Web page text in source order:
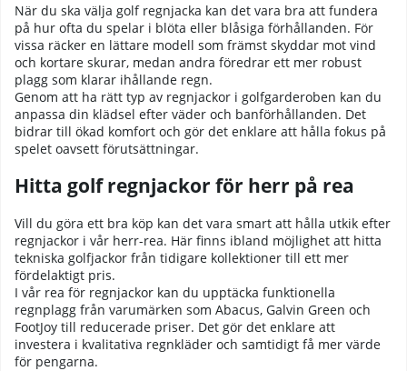
När du ska välja golf regnjacka kan det vara bra att fundera
på hur ofta du spelar i blöta eller blåsiga förhållanden. För
vissa räcker en lättare modell som främst skyddar mot vind
och kortare skurar, medan andra föredrar ett mer robust
plagg som klarar ihållande regn.
Genom att ha rätt typ av regnjackor i golfgarderoben kan du
anpassa din klädsel efter väder och banförhållanden. Det
bidrar till ökad komfort och gör det enklare att hålla fokus på
spelet oavsett förutsättningar.
Hitta golf regnjackor för herr på rea
Vill du göra ett bra köp kan det vara smart att hålla utkik efter
regnjackor i vår herr-rea. Här finns ibland möjlighet att hitta
tekniska golfjackor från tidigare kollektioner till ett mer
fördelaktigt pris.
I vår rea för regnjackor kan du upptäcka funktionella
regnplagg från varumärken som Abacus, Galvin Green och
FootJoy till reducerade priser. Det gör det enklare att
investera i kvalitativa regnkläder och samtidigt få mer värde
för pengarna.